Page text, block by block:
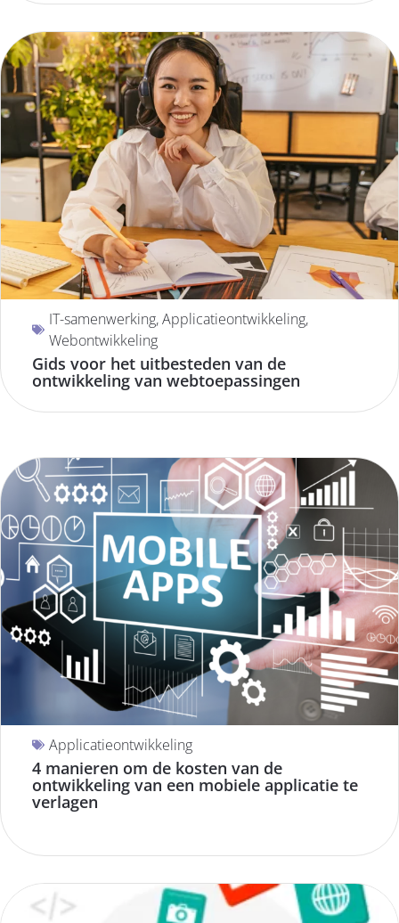
IT-samenwerking,Applicatieontwikkeling,
Webontwikkeling
Gids voor het uitbesteden van de
ontwikkeling van webtoepassingen
Applicatieontwikkeling
4 manieren om de kosten van de
ontwikkeling van een mobiele applicatie te
verlagen